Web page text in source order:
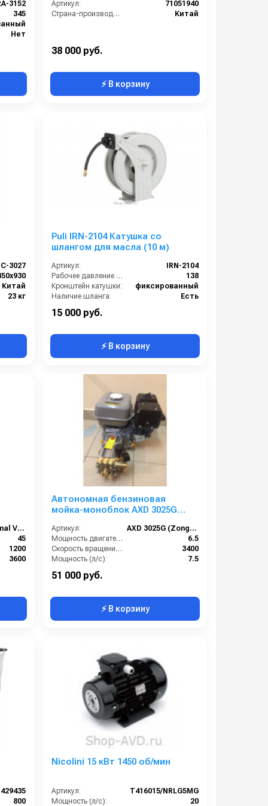
3152
345
Нет
Артикул:
71051940
Страна-производитель:
Китай
38 000 руб.
⚡ В корзину
3027
Китай
23 кг
Puli IRN-2104 Катушка со
шлангом для масла (10 м)
Артикул:
IRN-2104
Рабочее давление (бар):
138
Кронштейн катушки:
фиксированный
Наличие шланга:
Есть
15 000 руб.
⚡ В корзину
Soteco Optimal V640 M
45
1200
3600
Автономная бензиновая
мойка-моноблок AXD 3025G
Артикул:
AXD 3025G (Zongshen)
Мощность двигателя (лс):
6.5
Скорость вращения вала (об/мин):
3400
Мощность (л/с):
7.5
51 000 руб.
⚡ В корзину
800
Nicolini 15 кВт 1450 об/мин
Артикул:
T416015/NRLG5MG
Мощность (л/с):
20